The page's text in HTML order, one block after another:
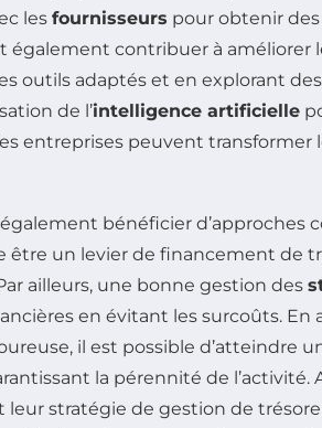
les fournisseurs pour obtenir
également contribuer à améliorer
outils adaptés et en explorant
de l’intelligence artificielle
entreprises peuvent transformer
bénéficier d’approches
être un levier de financement de
ailleurs, une bonne gestion des
en évitant les surcoûts. En
il est possible d’atteindre
la pérennité de l’activité.
stratégie de gestion de